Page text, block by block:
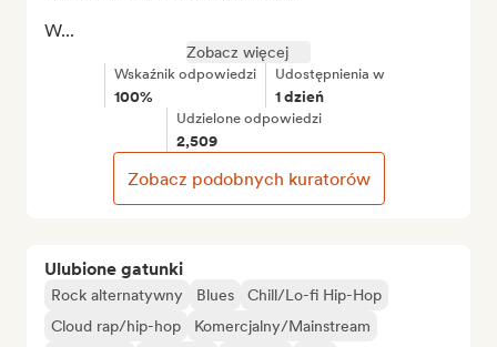
Ulubione gatunki
Rock alternatywny Blues
Chill/Lo-fi Hip-Hop
Cloud rap/hip-hop
Komercjalny/Mainstream
W...
Zobacz więcej
Wskaźnik odpowiedzi
100%
Udostępnienia w
1 dzień
Udzielone odpowiedzi
2,509
Zobacz podobnych kuratorów